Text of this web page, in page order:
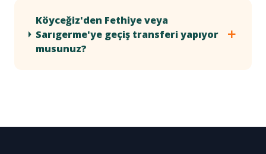
Köyceğiz'den Fethiye veya
Sarıgerme'ye geçiş transferi yapıyor
musunuz?